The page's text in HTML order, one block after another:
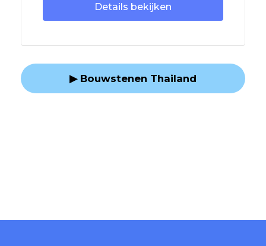
Details bekijken
▶ Bouwstenen Thailand